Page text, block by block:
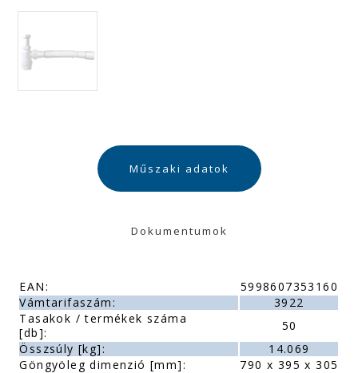
Műszaki adatok
Dokumentumok
EAN:
5998607353160
Vámtarifaszám:
3922
Tasakok / termékek száma
[db]:
50
Összsúly [kg]:
14.069
Göngyöleg dimenzió [mm]:
790 x 395 x 305